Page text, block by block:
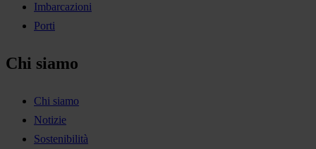
Imbarcazioni
Porti
Chi siamo
Chi siamo
Notizie
Sostenibilità